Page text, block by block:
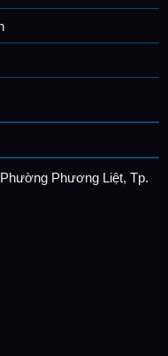
Phương Liệt, Tp.